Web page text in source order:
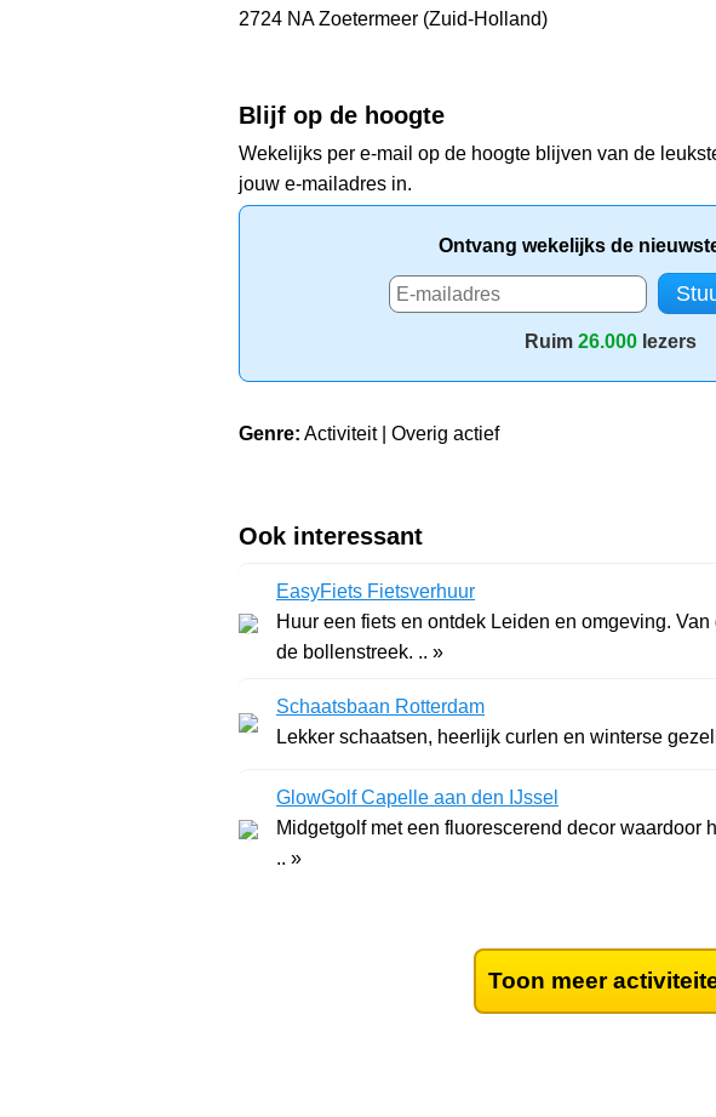
2724 NA Zoetermeer (Zuid-Holland)
Blijf op de hoogte
Wekelijks per e-mail op de hoogte blijven van de
jouw e-mailadres in.
Ontvang wekelijks de
Ruim 26.000 lezers
Genre: Activiteit | Overig actief
Ook interessant
EasyFiets Fietsverhuur
Huur een fiets en ontdek Leiden en omgeving.
de bollenstreek. .. »
Schaatsbaan Rotterdam
Lekker schaatsen, heerlijk curlen en winterse
GlowGolf Capelle aan den IJssel
Midgetgolf met een fluorescerend decor waardoor
.. »
Toon meer